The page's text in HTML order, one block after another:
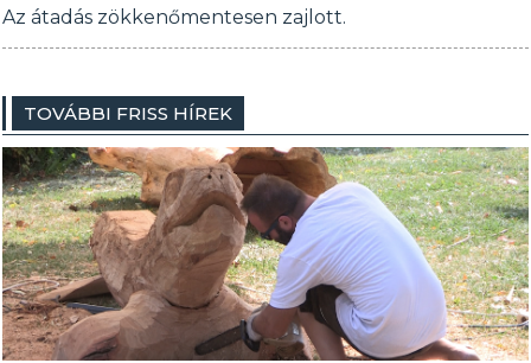
Az átadás zökkenőmentesen zajlott.
TOVÁBBI FRISS HÍREK